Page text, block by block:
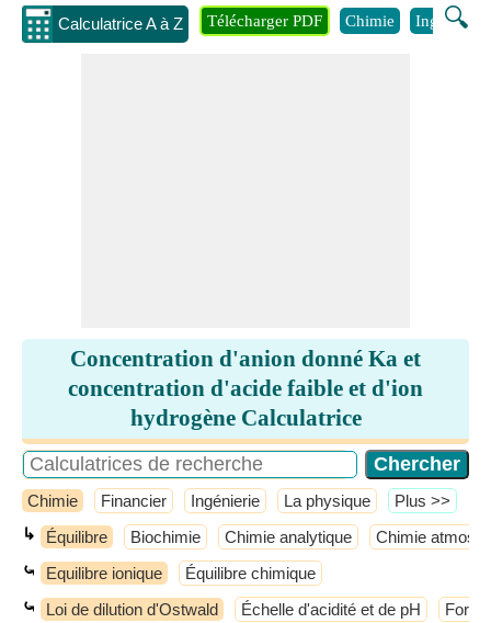
Calculatrice A à Z 🔍
Télécharger PDF Chimie Ingénierie
Concentration d'anion donné Ka et
concentration d'acide faible et d'ion
hydrogène Calculatrice
Chimie Financier Ingénierie La physique ​Plus >>
↳ Équilibre Biochimie Chimie analytique Chimie
⤿ Equilibre ionique Équilibre chimique
⤿ Loi de dilution d'Ostwald Échelle d'acidité et de pH Force